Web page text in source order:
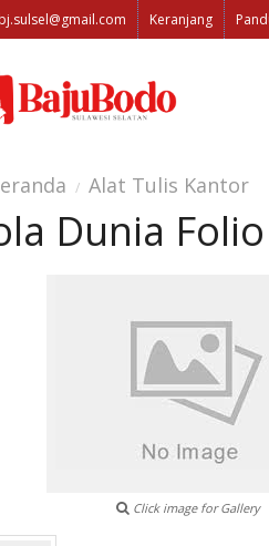
Keranjang
Alat Tulis Kantor
Dunia
Click image for Gallery